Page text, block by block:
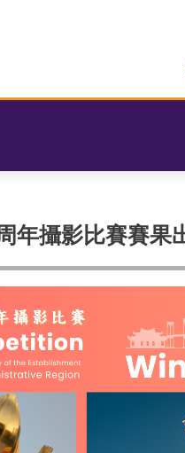
年攝影比賽賽果